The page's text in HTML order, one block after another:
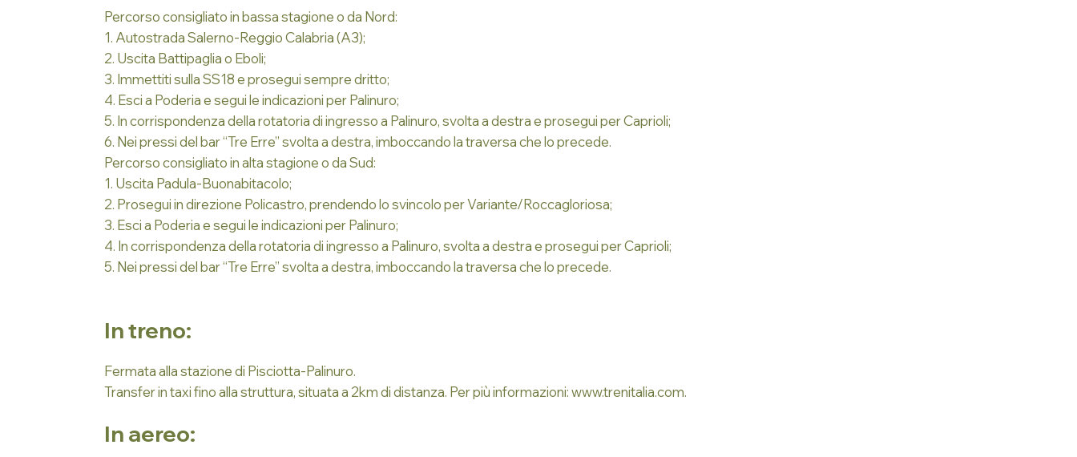
Percorso consigliato in bassa stagione o da Nord:
1. Autostrada Salerno-Reggio Calabria (A3);
2. Uscita Battipaglia o Eboli;
3. Immettiti sulla SS18 e prosegui sempre dritto;
4. Esci a Poderia e segui le indicazioni per Palinuro;
5. In corrispondenza della rotatoria di ingresso a Palinuro, svolta a destra e prosegui per Caprioli;
6. Nei pressi del bar “Tre Erre” svolta a destra, imboccando la traversa che lo precede.
Percorso consigliato in alta stagione o da Sud:
1. Uscita Padula-Buonabitacolo;
2. Prosegui in direzione Policastro, prendendo lo svincolo per Variante/Roccagloriosa;
3. Esci a Poderia e segui le indicazioni per Palinuro;
4. In corrispondenza della rotatoria di ingresso a Palinuro, svolta a destra e prosegui per Caprioli;
5. Nei pressi del bar “Tre Erre” svolta a destra, imboccando la traversa che lo precede.
In treno:
Fermata alla stazione di Pisciotta-Palinuro.
Transfer in taxi fino alla struttura, situata a 2km di distanza. Per più informazioni:www.trenitalia.com.
In aereo: